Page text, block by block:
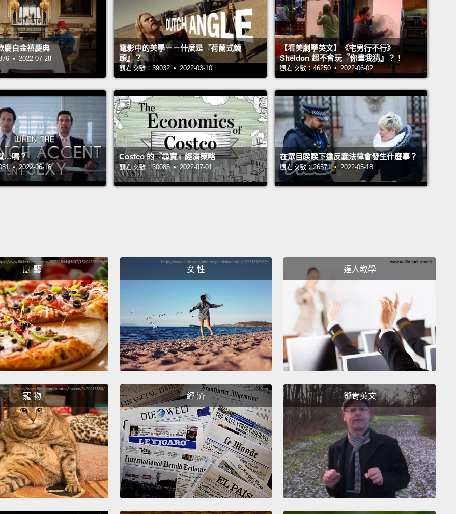
forces of nature.
在這個世界，大自然徹底摧毀了曾經繁榮的文明。
Let's hit the mall!
來去探索荒廢的購物中心!
Ooh, a nice summer sun.
呼，夏天的太陽好舒服。
Hey, at least there's no line.
嘿，還好這裡不用排隊。
A snow day–my favorite!
Wait, Waddle Dees don't belong in cages!
Set them free!
Some big baddies will try to stop you,
up a fight.
等等，瓦豆魯迪不應該被關在籠子!放了他們!有些狠角色會來
阻止你，準備戰鬥吧。
Inhale certain enemies to copy their abilities. Sword,
Bomb, Tornado, Fire, Hammer, and many more!
There's
different ways to use them, too.
把特定的敵人吸入並複製他們的能力。像是利劍、炸彈、龍捲
風、烈火、槌子，還有很多!每個能力也有不同的動作模式。
New Copy Abilities incoming! Dive and dig with Drill! Or
give enemies a star-studded surprise with Ranger.
新的複製能力登場!用鑽擊潛入地底!用探巡隊狙擊敵人，給他
們出其不意的一擊。
慶白金禧慶典
• 2022-07-28
電影中的美學－－什麼是『荷蘭式鏡
頭』？
觀看次數：39032 • 2022-03-10
【看美劇學英文】《宅男行不行》
Sheldon 超不會玩『你畫我猜』？！
觀看次數：46250 • 2022-06-02
…嗎？
• 2022-06-16
Costco 的『尋寶』經濟策略
觀看次數：30085 • 2022-07-01
在眾目睽睽下違反蠢法律會發生什麼事？
觀看次數：26571 • 2022-05-18
廚 藝 女 性 達人教學
寵 物 經 濟 鄧肯英文